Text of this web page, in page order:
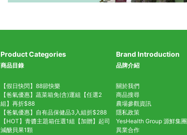
Product Categories
商品目錄
【假日快閃】88節快樂
【爸氣優惠】蔬菜箱免(含)運組【任選2
組】再折$88
【爸氣優惠】自有品保健品3入組折$288
【HOT】青醬主題箱任選1組【加贈】起司
減醣貝果1顆
Brand Introduction
品牌介紹
關於我們
商品搜尋
農場參觀資訊
隱私政策
YesHealth Group 源鮮集團
異業合作